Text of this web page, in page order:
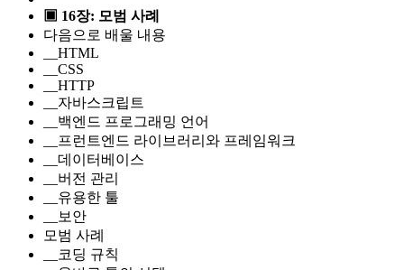
▣ 16장: 모범 사례
다음으로 배울 내용
__HTML
__CSS
__HTTP
__자바스크립트
__백엔드 프로그래밍 언어
__프런트엔드 라이브러리와 프레임워크
__데이터베이스
__버전 관리
__유용한 툴
__보안
모범 사례
__코딩 규칙